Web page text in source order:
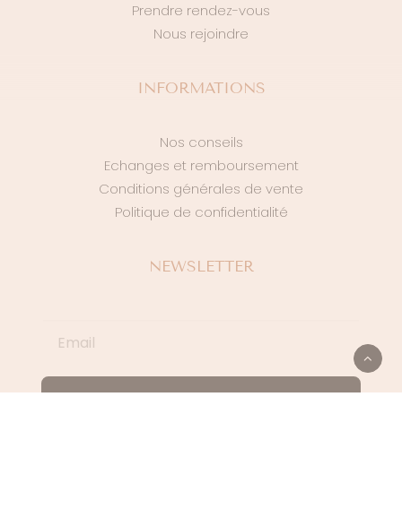
Prendre rendez-vous
Nous rejoindre
INFORMATIONS
Nos conseils
Echanges et remboursement
Conditions générales de vente
Politique de confidentialité
NEWSLETTER